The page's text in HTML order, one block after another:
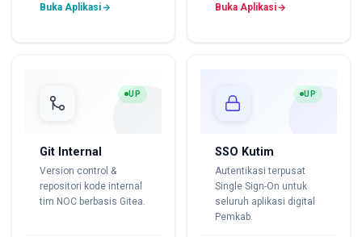
Buka Aplikasi Buka Aplikasi
UP
Git Internal
Version control &
repositori kode internal
tim NOC berbasis Gitea.
UP
SSO Kutim
Autentikasi terpusat
Single Sign-On untuk
seluruh aplikasi digital
Pemkab.